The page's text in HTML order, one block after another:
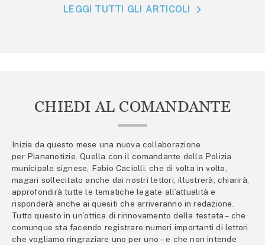
LEGGI TUTTI GLI ARTICOLI
CHIEDI AL COMANDANTE
Inizia da questo mese una nuova collaborazione
per Piananotizie. Quella con il comandante della Polizia
municipale signese, Fabio Caciolli, che di volta in volta,
magari sollecitato anche dai nostri lettori, illustrerà, chiarirà,
approfondirà tutte le tematiche legate all’attualità e
risponderà anche ai quesiti che arriveranno in redazione.
Tutto questo in un’ottica di rinnovamento della testata – che
comunque sta facendo registrare numeri importanti di lettori
che vogliamo ringraziare uno per uno – e che non intende